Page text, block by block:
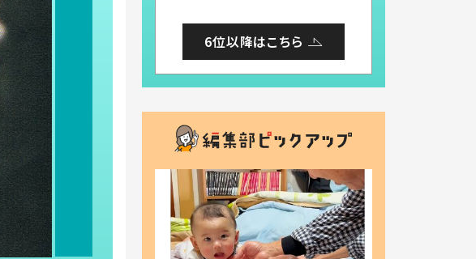
6位以降はこちら